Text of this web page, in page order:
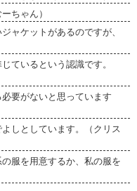
ちゃん）
ャケットがあるのですが、
ているという認識です。
要がないと思っています
しとしています。（クリス
服を用意するか、私の服を